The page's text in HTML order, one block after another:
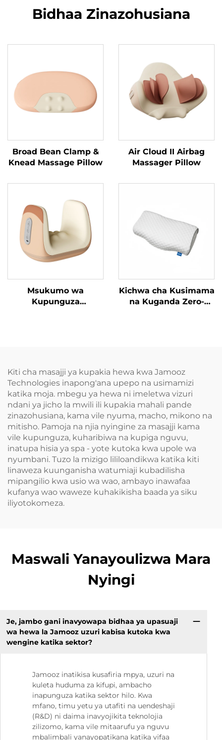
Bidhaa Zinazohusiana
Broad Bean Clamp &
Knead Massage Pillow
Air Cloud II Airbag
Massager Pillow
Msukumo wa
Kupunguza
Kichwa cha Kusimama
na Kuganda Zero-
Kiti cha masajji ya kupakia hewa kwa Jamooz
Technologies inapong'ana upepo na usimamizi
katika moja. mbegu ya hewa ni imeletwa vizuri
ndani ya jicho la mwili ili kupakia mahali pande
zinazohusiana, kama vile nyuma, macho, mikono na
mitisho. Pamoja na njia nyingine za masajji kama
vile kupunguza, kuharibiwa na kupiga nguvu,
inatupa hisia ya spa - yote kutoka kwa upole wa
nyumbani. Tuzo la mizigo lililoandikwa katika kiti
linaweza kuunganisha watumiaji kubadilisha
mipangilio kwa usio wa wao, ambayo inawafaa
kufanya wao waweze kuhakikisha baada ya siku
iliyotokomeza.
Maswali Yanayoulizwa Mara
Nyingi
Je, jambo gani inavyowapa bidhaa ya upasuaji
wa hewa la Jamooz uzuri kabisa kutoka kwa
wengine katika sektor?
Jamooz inatikisa kusafiria mpya, uzuri na
kuleta huduma za kifupi, ambacho
inapunguza katika sektor hilo. Kwa
mfano, timu yetu ya utafiti na uendeshaji
(R&D) ni daima inavyojikita teknolojia
zilizomo, kama vile mitaarufu ya nguvu
mbalimbali yanayopatikana katika vifaa